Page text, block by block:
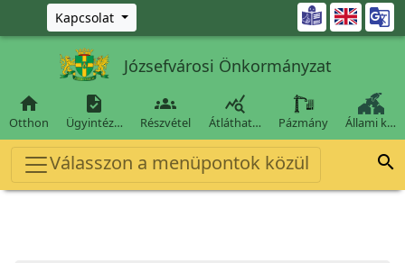
Ugrás a fő tartalomra
Kapcsolat 
Józsefvárosi Önkormányzat

Otthon

Ügyintéz…

Részvétel

Átláthat… Pázmány Állami k…
Válasszon a menüpontok közül 